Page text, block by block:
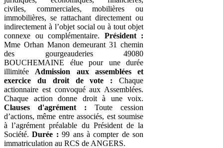
civiles, commerciales, mobilières ou
immobilières, se rattachant directement ou
indirectement à l’objet social ou à tout objet
connexe ou complémentaire. Président :
Mme Orhan Manon demeurant 31 chemin
des gourgeauderies 49080
BOUCHEMAINE élue pour une durée
illimitée Admission aux assemblées et
exercice du droit de vote : Chaque
actionnaire est convoqué aux Assemblées.
Chaque action donne droit à une voix.
Clauses d'agrément : Toute cession
d’actions, même entre associés, est soumise
à l’agrément préalable du Président de la
Société.Durée : 99 ans à compter de son
immatriculation au RCS de ANGERS.